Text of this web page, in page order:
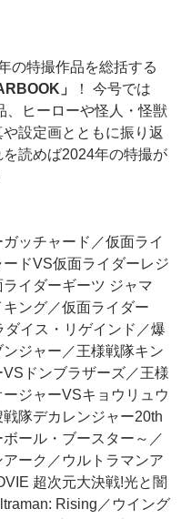
の特撮作品を総括する
」
！ 今号では
、ヒーローや怪人・怪獣
設定画とともに振り返
を読めば2024年の特撮が
ッチャード／仮面ライ
ードVS仮面ライダーレジ
ライダーギーツ ジャマ
キング／仮面ライダー
ダイス・リゲインド／爆
ンジャー／王様戦隊キン
ドンブラザーズ／王様
ジャーVSキョウリュウ
戦隊デカレンジャー20th
ボール・ブースター～／
アーク／ウルトラマンア
超次元大決戦!光と闇
Rising／ウイング